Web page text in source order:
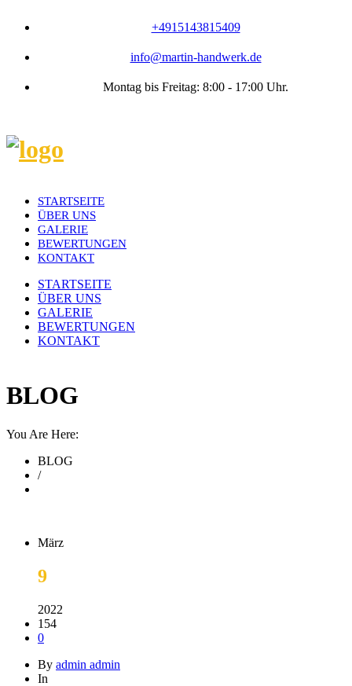
+4915143815409
info@martin-handwerk.de
Montag bis Freitag: 8:00 - 17:00 Uhr.
STARTSEITE
ÜBER UNS
GALERIE
BEWERTUNGEN
KONTAKT
STARTSEITE
ÜBER UNS
GALERIE
BEWERTUNGEN
KONTAKT
BLOG
You Are Here:
BLOG
/
März
9
2022
154
0
By admin admin
In